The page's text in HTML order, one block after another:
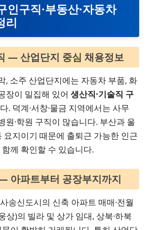
인구직·부동산·자동차
리
— 산업단지 중심 채용정보
, 소주 산업단지에는 자동차 부품, 화
장이 밀집해 있어 생산직·기술직 구
. 덕계·서창·물금 지역에서는 사무
원·학원 구직이 많습니다. 부산과 울
요지이기 때문에 출퇴근 가능한 인근
께 확인할 수 있습니다.
아파트부터 공장부지까지
송신도시의 신축 아파트 매매·전월
상)의 빌라 및 상가 임대, 상북·하북